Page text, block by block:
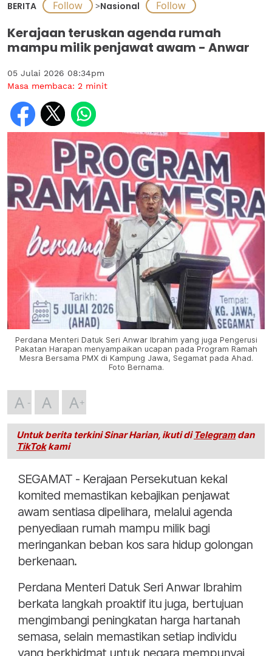
BERITA >Nasional
Kerajaan teruskan agenda rumah
mampu milik penjawat awam - Anwar
05 Julai 2026 08:34pm
Masa membaca: 2 minit
Perdana Menteri Datuk Seri Anwar Ibrahim yang juga Pengerusi
Pakatan Harapan menyampaikan ucapan pada Program Ramah
Mesra Bersama PMX di Kampung Jawa, Segamat pada Ahad.
Foto Bernama.
A A A
Untuk berita terkini Sinar Harian, ikuti di Telegramdan
TikTokkami
SEGAMAT - Kerajaan Persekutuan kekal
komited memastikan kebajikan penjawat
awam sentiasa dipelihara, melalui agenda
penyediaan rumah mampu milik bagi
meringankan beban kos sara hidup golongan
berkenaan.
Perdana Menteri Datuk Seri Anwar Ibrahim
berkata langkah proaktif itu juga, bertujuan
mengimbangi peningkatan harga hartanah
semasa, selain memastikan setiap individu